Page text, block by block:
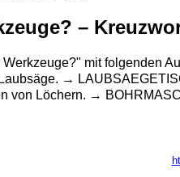
–
Werkzeuge?" mit folgenden
→
von Löchern. →